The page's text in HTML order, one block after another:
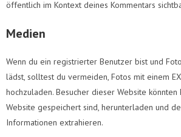
öffentlich im Kontext deines Kommentars
Medien
Wenn du ein registrierter Benutzer bist und
lädst, solltest du vermeiden, Fotos mit einem
hochzuladen. Besucher dieser Website
Website gespeichert sind, herunterladen und
Informationen extrahieren.